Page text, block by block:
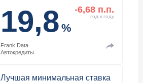
19,8 %
-6,68 п.п.
год к году
Frank Data.
Автокредиты
Лучшая минимальная ставка